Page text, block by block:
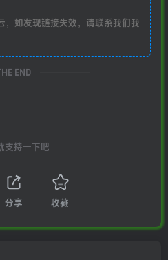
，如发现链接失效，请联系我们我
END
支持一下吧
分享 收藏